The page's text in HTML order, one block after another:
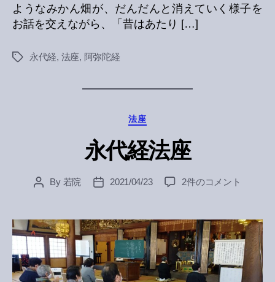
ようなみかん畑が、だんだんと消えていく様子を
お話を交えながら、「昔はあたり […]
Tags 永代経, 法座, 阿弥陀経
Categories
法座
永代経法座
PostBy 若院
Post2021/04/23
永
法
座
へ
の
2件のコメント